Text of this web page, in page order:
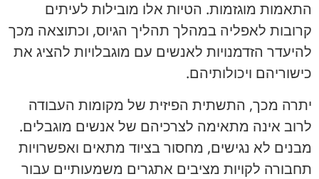
התאמות מוגזמות. הטיות אלו מובילות לעיתים
קרובות לאפליה במהלך תהליך הגיוס, וכתוצאה מכך
להיעדר הזדמנויות לאנשים עם מוגבלויות להציג את
כישוריהם ויכולותיהם.
יתרה מכך, התשתית הפיזית של מקומות העבודה
לרוב אינה מתאימה לצרכיהם של אנשים מוגבלים.
מבנים לא נגישים, מחסור בציוד מתאים ואפשרויות
תחבורה לקויות מציבים אתגרים משמעותיים עבור